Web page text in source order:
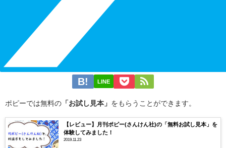
LINE
ポピーでは無料の 「お試し見本」 をもらうことができます。
【レビュー】月刊ポピー(さんけん社)の「無料お試し見本」を
体験してみました！
2019.11.23